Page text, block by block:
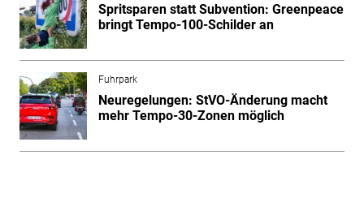
Spritsparen statt Subvention: Greenpeace
bringt Tempo-100-Schilder an
Fuhrpark
Neuregelungen: StVO-Änderung macht
mehr Tempo-30-Zonen möglich